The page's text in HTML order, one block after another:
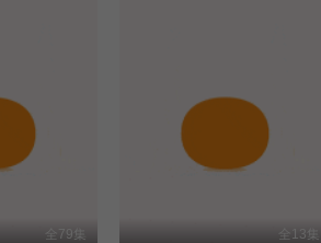
全79集 全13集